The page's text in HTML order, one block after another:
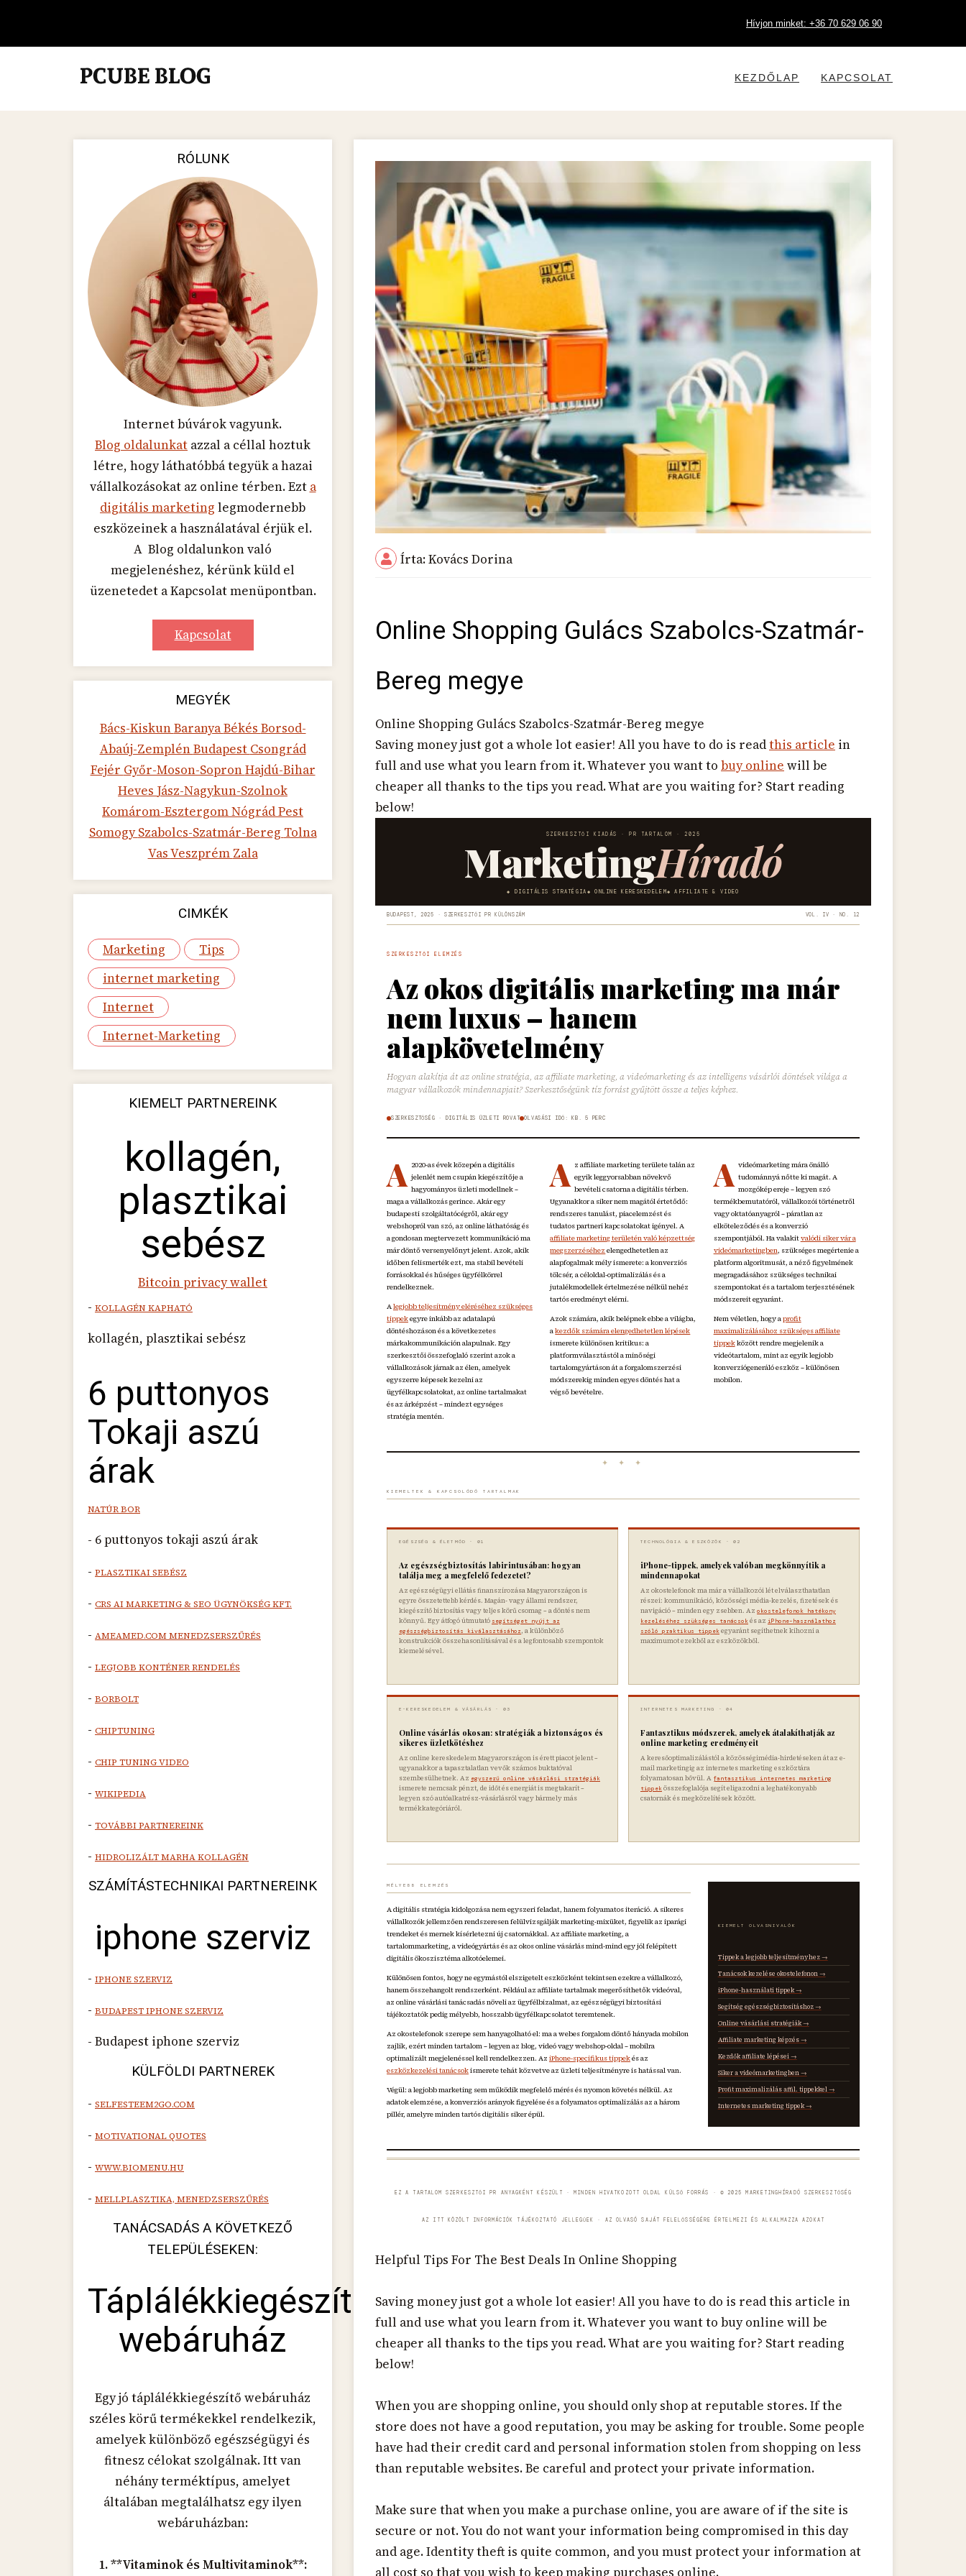
Hívjon minket: +36 70 629 06 90
KEZDŐLAP KAPCSOLAT
RÓLUNK
Internet búvárok vagyunk.
Blog oldalunkat azzal a céllal hoztuk
létre, hogy láthatóbbá tegyük a hazai
vállalkozásokat az online térben. Ezt a
digitális marketing legmodernebb
eszközeinek a használatával érjük el.
A Blog oldalunkon való
megjelenéshez, kérünk küld el
üzenetedet a Kapcsolat menüpontban.
Kapcsolat
MEGYÉK
Bács-KiskunBaranyaBékés Borsod-
Abaúj-ZemplénBudapest Csongrád
Fejér Győr-Moson-SopronHajdú-Bihar
Heves Jász-Nagykun-Szolnok
Komárom-EsztergomNógrádPest
SomogySzabolcs-Szatmár-Bereg Tolna
VasVeszprém Zala
CIMKÉK
Marketing
Tips
internet marketing
Internet
Internet-Marketing
KIEMELT PARTNEREINK
kollagén,
plasztikai
sebész
Bitcoin privacy wallet
- KOLLAGÉN KAPHATÓ
kollagén, plasztikai sebész
6 puttonyos
Tokaji aszú
árak
NATÚR BOR
- 6 puttonyos tokaji aszú árak
- PLASZTIKAI SEBÉSZ
- CRS AI MARKETING & SEO ÜGYNÖKSÉG KFT.
- AMEAMED.COM MENEDZSERSZŰRÉS
- LEGJOBB KONTÉNER RENDELÉS
- BORBOLT
- CHIPTUNING
- CHIP TUNING VIDEO
- WIKIPEDIA
- TOVÁBBI PARTNEREINK
- HIDROLIZÁLT MARHA KOLLAGÉN
SZÁMÍTÁSTECHNIKAI PARTNEREINK
iphone szerviz
- IPHONE SZERVIZ
- BUDAPEST IPHONE SZERVIZ
- Budapest iphone szerviz
KÜLFÖLDI PARTNEREK
- SELFESTEEM2GO.COM
- MOTIVATIONAL QUOTES
- WWW.BIOMENU.HU
- MELLPLASZTIKA, MENEDZSERSZŰRÉS
TANÁCSADÁS A KÖVETKEZŐ
TELEPÜLÉSEKEN:
Táplálékkiegészítő
webáruház
Egy jó táplálékkiegészítő webáruház
széles körű termékekkel rendelkezik,
amelyek különböző egészségügyi és
fitnesz célokat szolgálnak. Itt van
néhány terméktípus, amelyet
általában megtalálhatsz egy ilyen
webáruházban:
1. **Vitaminok és Multivitaminok**:
Írta: Kovács Dorina
Online Shopping Gulács Szabolcs-Szatmár-
Bereg megye
Online Shopping Gulács Szabolcs-Szatmár-Bereg megye
Saving money just got a whole lot easier! All you have to do is readthis article in
full and use what you learn from it. Whatever you want to buy online will be
cheaper all thanks to the tips you read. What are you waiting for? Start reading
below!
SZERKESZTŐI KIADÁS · PR TARTALOM · 2025
MarketingHíradó
DIGITÁLIS STRATÉGIA ONLINE KERESKEDELEM AFFILIATE & VIDEO
BUDAPEST, 2025 · SZERKESZTŐI PR KÜLÖNSZÁM VOL. IV · NO. 12
SZERKESZTŐI ELEMZÉS
Az okos digitális marketing ma már
nem luxus – hanem
alapkövetelmény
Hogyan alakítja át az online stratégia, az affiliate marketing, a videómarketing és az intelligens vásárlói döntések világa a
magyar vállalkozók mindennapjait? Szerkesztőségünk tíz forrást gyűjtött össze a teljes képhez.
SZERKESZTŐSÉG · DIGITÁLIS ÜZLETI ROVAT OLVASÁSI IDŐ: KB. 5 PERC
A 2020-as évek közepén a digitális
jelenlét nem csupán kiegészítője a
hagyományos üzleti modellnek –
maga a vállalkozás gerince. Akár egy
budapesti szolgáltatócégről, akár egy
webshopról van szó, az online láthatóság és
a gondosan megtervezett kommunikáció ma
már döntő versenyelőnyt jelent. Azok, akik
időben felismerték ezt, ma stabil bevételi
forrásokkal és hűséges ügyfélkörrel
rendelkeznek.
A legjobb teljesítmény eléréséhez szükséges
tippekegyre inkább az adatalapú
döntéshozáson és a következetes
márkakommunikáción alapulnak. Egy
szerkesztői összefoglaló szerint azok a
vállalkozások járnak az élen, amelyek
egyszerre képesek kezelni az
ügyfélkapcsolatokat, az online tartalmakat
és az árképzést – mindezt egységes
stratégia mentén.
A z affiliate marketing területe talán az
egyik leggyorsabban növekvő
bevételi csatorna a digitális térben.
Ugyanakkor a siker nem magától értetődő:
rendszeres tanulást, piacelemzést és
tudatos partneri kapcsolatokat igényel. A
affiliate marketing területén való képzettség
megszerzéséhez elengedhetetlen az
alapfogalmak mély ismerete: a konverziós
tölcsér, a céloldal-optimalizálás és a
jutalékmodellek értelmezése nélkül nehéz
tartós eredményt elérni.
Azok számára, akik belépnek ebbe a világba,
akezdők számára elengedhetetlen lépések
ismerete különösen kritikus: a
platformválasztástól a minőségi
tartalomgyártáson át a forgalomszerzési
módszerekig minden egyes döntés hat a
végső bevételre.
A videómarketing mára önálló
tudománnyá nőtte ki magát. A
mozgókép ereje – legyen szó
termékbemutatóról, vállalkozói történetről
vagy oktatóanyagról – páratlan az
elköteleződés és a konverzió
szempontjából. Ha valakitvalódi siker vár a
videómarketingben, szükséges megértenie a
platform algoritmusát, a néző figyelmének
megragadásához szükséges technikai
szempontokat és a tartalom terjesztésének
módszereit egyaránt.
Nem véletlen, hogy a profit
maximalizálásához szükséges affiliate
tippekközött rendre megjelenik a
videótartalom, mint az egyik legjobb
konverziógeneráló eszköz – különösen
mobilon.
✦ ✦ ✦
KIEMELTEK & KAPCSOLÓDÓ TARTALMAK
EGÉSZSÉG & ÉLETMÓD · 01
Az egészségbiztosítás labirintusában: hogyan
találja meg a megfelelő fedezetet?
Az egészségügyi ellátás finanszírozása Magyarországon is
egyre összetettebb kérdés. Magán- vagy állami rendszer,
kiegészítő biztosítás vagy teljes körű csomag – a döntés nem
könnyű. Egy átfogó útmutató segítséget nyújt az
egészségbiztosítás kiválasztásához , a különböző
konstrukciók összehasonlításával és a legfontosabb szempontok
kiemelésével.
TECHNOLÓGIA & ESZKÖZÖK · 02
iPhone-tippek, amelyek valóban megkönnyítik a
mindennapokat
Az okostelefonok ma már a vállalkozói lét elválaszthatatlan
részei: kommunikáció, közösségi média-kezelés, fizetések és
navigáció – minden egy zsebben. Az okostelefonok hatékony
kezeléséhez szükséges tanácsok és az iPhone-használathoz
szóló praktikus tippek egyaránt segíthetnek kihozni a
maximumot ezekből az eszközökből.
E-KERESKEDELEM & VÁSÁRLÁS · 03
Online vásárlás okosan: stratégiák a biztonságos és
sikeres üzletkötéshez
Az online kereskedelem Magyarországon is érett piacot jelent –
ugyanakkor a tapasztalatlan vevők számos buktatóval
szembesülhetnek. Az egyszerű online vásárlási stratégiák
ismerete nemcsak pénzt, de időt és energiát is megtakarít –
legyen szó autóalkatrész-vásárlásról vagy bármely más
termékkategóriáról.
INTERNETES MARKETING · 04
Fantasztikus módszerek, amelyek átalakíthatják az
online marketing eredményeit
A keresőoptimalizálástól a közösségimédia-hirdetéseken át az e-
mail marketingig az internetes marketing eszköztára
folyamatosan bővül. A fantasztikus internetes marketing
tippek összefoglalója segít eligazodni a leghatékonyabb
csatornák és megközelítések között.
MÉLYEBB ELEMZÉS
A digitális stratégia kidolgozása nem egyszeri feladat, hanem folyamatos iteráció. A sikeres
vállalkozók jellemzően rendszeresen felülvizsgálják marketing-mixüket, figyelik az iparági
trendeket és mernek kísérletezni új csatornákkal. Az affiliate marketing, a
tartalommarketing, a videógyártás és az okos online vásárlás mind-mind egy jól felépített
digitális ökoszisztéma alkotóelemei.
Különösen fontos, hogy ne egymástól elszigetelt eszközként tekintsen ezekre a vállalkozó,
hanem összehangolt rendszerként. Például az affiliate tartalmak megerősíthetők videóval,
az online vásárlási tanácsadás növeli az ügyfélbizalmat, az egészségügyi biztosítási
tájékoztatók pedig mélyebb, hosszabb ügyfélkapcsolatot teremtenek.
Az okostelefonok szerepe sem hanyagolható el: ma a webes forgalom döntő hányada mobilon
zajlik, ezért minden tartalom – legyen az blog, videó vagy webshop-oldal – mobilra
optimalizált megjelenéssel kell rendelkezzen. Az iPhone-specifikus tippekés az
eszközkezelési tanácsokismerete tehát közvetve az üzleti teljesítményre is hatással van.
Végül: a legjobb marketing sem működik megfelelő mérés és nyomon követés nélkül. Az
adatok elemzése, a konverziós arányok figyelése és a folyamatos optimalizálás az a három
pillér, amelyre minden tartós digitális siker épül.
KIEMELT OLVASNIVALÓK
Tippek a legjobb teljesítményhez →
Tanácsok kezelése okostelefonon →
iPhone-használati tippek →
Segítség egészségbiztosításhoz →
Online vásárlási stratégiák →
Affiliate marketing képzés →
Kezdők affiliate lépései →
Siker a videómarketingben →
Profit maximalizálás affil. tippekkel →
Internetes marketing tippek →
EZ A TARTALOM SZERKESZTŐI PR ANYAGKÉNT KÉSZÜLT · MINDEN HIVATKOZOTT OLDAL KÜLSŐ FORRÁS · © 2025 MARKETINGHÍRADÓ SZERKESZTŐSÉG
AZ ITT KÖZÖLT INFORMÁCIÓK TÁJÉKOZTATÓ JELLEGŰEK · AZ OLVASÓ SAJÁT FELELŐSSÉGÉRE ÉRTELMEZI ÉS ALKALMAZZA AZOKAT
Helpful Tips For The Best Deals In Online Shopping
Saving money just got a whole lot easier! All you have to do is read this article in
full and use what you learn from it. Whatever you want to buy online will be
cheaper all thanks to the tips you read. What are you waiting for? Start reading
below!
When you are shopping online, you should only shop at reputable stores. If the
store does not have a good reputation, you may be asking for trouble. Some people
have had their credit card and personal information stolen from shopping on less
than reputable websites. Be careful and protect your private information.
Make sure that when you make a purchase online, you are aware of if the site is
secure or not. You do not want your information being compromised in this day
and age. Identity theft is quite common, and you must protect your information at
all cost so that you wish to keep making purchases online.